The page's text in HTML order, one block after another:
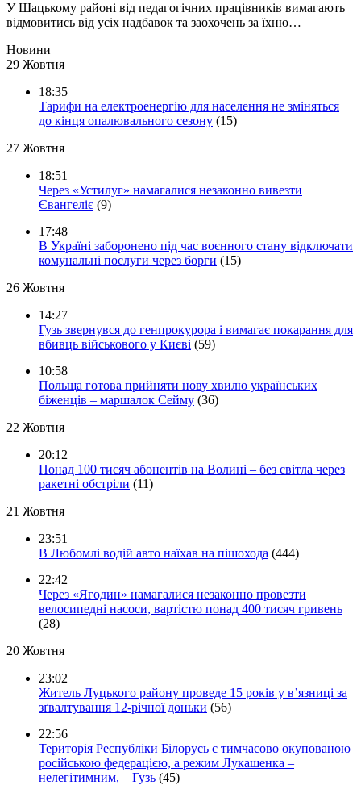
У Шацькому районі від педагогічних працівників вимагають
відмовитись від усіх надбавок та заохочень за їхню…
Новини
29 Жовтня
18:35
Тарифи на електроенергію для населення не зміняться
до кінця опалювального сезону (15)
27 Жовтня
18:51
Через «Устилуг» намагалися незаконно вивезти
Євангеліє (9)
17:48
В Україні заборонено під час воєнного стану відключати
комунальні послуги через борги (15)
26 Жовтня
14:27
Гузь звернувся до генпрокурора і вимагає покарання для
вбивць військового у Києві (59)
10:58
Польща готова прийняти нову хвилю українських
біженців – маршалок Сейму (36)
22 Жовтня
20:12
Понад 100 тисяч абонентів на Волині – без світла через
ракетні обстріли (11)
21 Жовтня
23:51
В Любомлі водій авто наїхав на пішохода (444)
22:42
Через «Ягодин» намагалися незаконно провезти
велосипедні насоси, вартістю понад 400 тисяч гривень
(28)
20 Жовтня
23:02
Житель Луцького району проведе 15 років у в’язниці за
зґвалтування 12-річної доньки (56)
22:56
Територія Республіки Білорусь є тимчасово окупованою
російською федерацією, а режим Лукашенка –
нелегітимним, – Гузь (45)